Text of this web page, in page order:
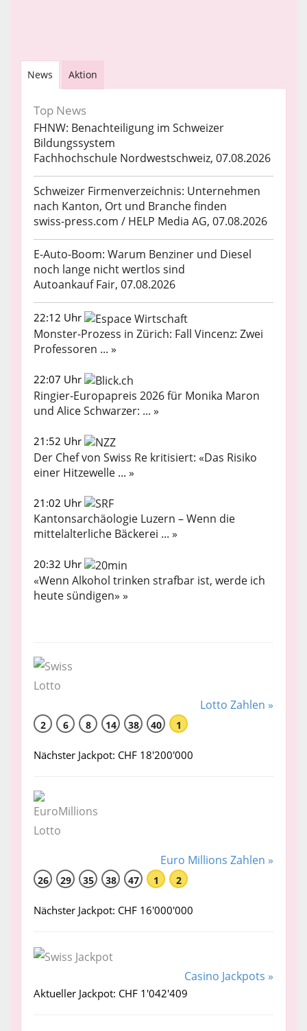
News Aktion
Top News
FHNW: Benachteiligung im Schweizer
Bildungssystem
Fachhochschule Nordwestschweiz, 07.08.2026
Schweizer Firmenverzeichnis: Unternehmen
nach Kanton, Ort und Branche finden
swiss-press.com / HELP Media AG, 07.08.2026
E-Auto-Boom: Warum Benziner und Diesel
noch lange nicht wertlos sind
Autoankauf Fair, 07.08.2026
22:12 Uhr
Monster-Prozess in Zürich: Fall Vincenz: Zwei
Professoren ... »
22:07 Uhr
Ringier-Europapreis 2026 für Monika Maron
und Alice Schwarzer: ... »
21:52 Uhr
Der Chef von Swiss Re kritisiert: «Das Risiko
einer Hitzewelle ... »
21:02 Uhr
Kantonsarchäologie Luzern – Wenn die
mittelalterliche Bäckerei ... »
20:32 Uhr
«Wenn Alkohol trinken strafbar ist, werde ich
heute sündigen» »
Lotto Zahlen »
2 6 8 14 38 40 1
Nächster Jackpot: CHF 18'200'000
Euro Millions Zahlen »
26 29 35 38 47 1 2
Nächster Jackpot: CHF 16'000'000
Casino Jackpots »
Aktueller Jackpot: CHF 1'042'409